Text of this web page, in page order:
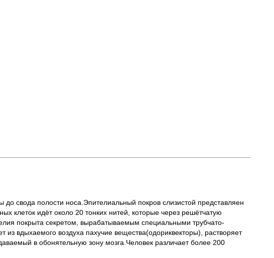
свода полости носа.Эпителиальный покров слизистой представляен
клеток идёт около 20 тонких нитей, которые через решётчатую
покрыта секретом, вырабатываемым специальными трубчато-
вдыхаемого воздуха пахучие вещества(одориквекторы), растворяет
в обонятельную зону мозга.Человек различает более 200